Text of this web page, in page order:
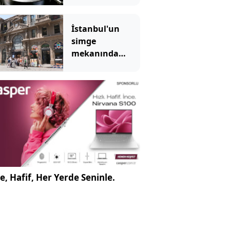
olmadığı
soruldu, hepsi
aynı şeyi söyledi
İstanbul'un
simge
mekanında
yaratan
görüntü
Hafif, Her Yerde Seninle.